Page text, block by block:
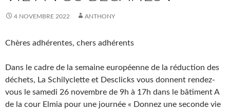
4 NOVEMBRE 2022 ANTHONY
Chères adhérentes, chers adhérents
Dans le cadre de la semaine européenne de la réduction des
déchets, La Schilyclette et Desclicks vous donnent rendez-
vous le samedi 26 novembre de 9h à 17h dans le bâtiment A
de la cour Elmia pour une journée « Donnez une seconde vie